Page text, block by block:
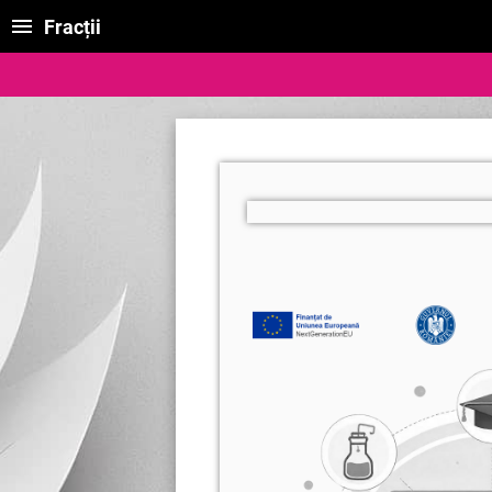
Fracții